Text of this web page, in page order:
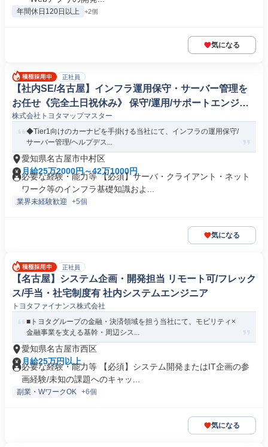
年間休日120日以上 +2個
気になる
正社員
【社内SE/名古屋】インフラ運用保守・サーバー管理を
お任せ《完全土日祝休み》 保守/運用/サポートエンジニ
ア
株式会社トヨタマップマスター
◆Tier1向けのカーナビを手掛ける当社にて、インフラの運用保守/
サーバー管理/ヘルプデス...
愛知県名古屋市中村区
月給25万2000円～42万1000円
必要な経験・能力等 【必須】サーバ・クライアント・ネット
ワーク等のインフラ基礎知識およ...
業界未経験歓迎 +5個
気になる
正社員
【名古屋】システム企画・開発担当 リモート可/フレック
ス/手当・社宅制度有 社内システムエンジニア
トヨタファイナンス株式会社
■トヨタグループの金融・決済領域を担う当社にて、モビリティ×
金融事業を支える基幹・周辺シス...
愛知県名古屋市西区
月給25万円以上
必要な経験・能力等 【必須】システム開発またはIT企画の参
画経験/未知の課題へのキャッ...
副業・WワークOK +6個
気になる